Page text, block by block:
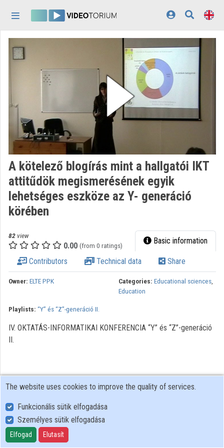
Categories
Playlists
Organizations
Contributors
Appearance:light
A kötelező blogírás mint a hallgatói IKT
attitűdök megismerésének egyik
lehetséges eszköze az Y- generáció
körében
82 view
0.00 (from 0 ratings) Basic information
Contributors Technical data Share
Owner: ELTE PPK Categories: Educational sciences,
Education
Playlists: “Y” és “Z”-generáció II.
IV. OKTATÁS-INFORMATIKAI KONFERENCIA “Y” és “Z”-generáció
II.
User Policy
Adatkezelési tájékoztató (en)
Cookie Policy
The website uses cookies to improve the quality of services.
Funkcionális sütik elfogadása
Személyes sütik elfogadása
Elfogad Elutasít